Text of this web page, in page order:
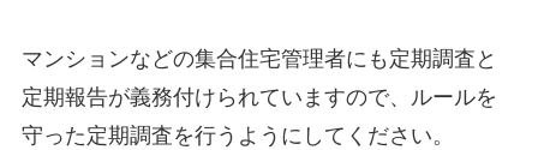
マンションなどの集合住宅管理者にも定期調査と
定期報告が義務付けられていますので、ルールを
守った定期調査を行うようにしてください。